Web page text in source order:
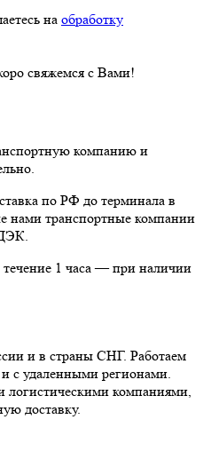
на обработку
свяжемся с Вами!
компанию и
по РФ до терминала в
нами транспортные компании
течение 1 часа — при наличии
и в страны СНГ. Работаем
с удаленными регионами.
логистическими компаниями,
доставку.